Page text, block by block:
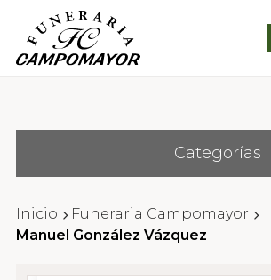
Categorías
Inicio
Funeraria Campomayor
Manuel González Vázquez